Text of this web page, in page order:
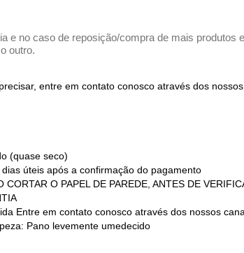
e no caso de reposição/compra de mais
outro.
entre em contato conosco através dos
(quase seco)
úteis após a confirmação do pagamento
O PAPEL DE PAREDE, ANTES DE
Entre em contato conosco através dos nossos
Pano levemente umedecido